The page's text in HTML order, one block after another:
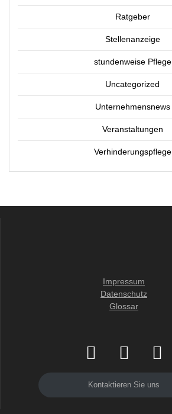
Ratgeber
Stellenanzeige
stundenweise Pflege
Uncategorized
Unternehmensnews
Veranstaltungen
Verhinderungspflege
Impressum
Datenschutz
Glossar
Kontaktieren Sie uns